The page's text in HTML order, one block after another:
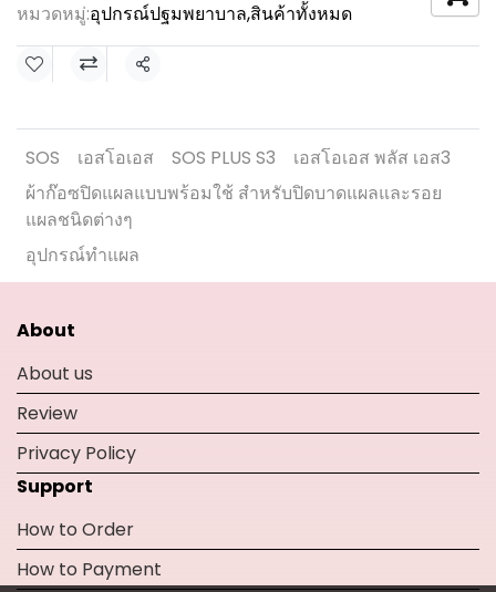
หมวดหมู่:อุปกรณ์ปฐมพยาบาล,สินค้าทั้งหมด
แชร์
SOS เอสโอเอส SOS PLUS S3
เอสโอเอส พลัส เอส3
ผ้าก๊อซปิดแผลแบบพร้อมใช้ สำหรับปิดบาดแผลและรอย
แผลชนิดต่างๆ
อุปกรณ์ทำแผล
About
About us
Review
Privacy Policy
Support
How to Order
How to Payment